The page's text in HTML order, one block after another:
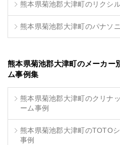
熊本県菊池郡大津町のリクシ
熊本県菊池郡大津町のパナソ
熊本県菊池郡大津町のメーカー
ム事例集
熊本県菊池郡大津町のクリナ
ーム事例
熊本県菊池郡大津町のTOTO
事例